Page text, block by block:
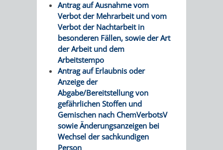
UND
HAUSHALT
Antrag auf Ausnahme vom
Verbot der Mehrarbeit und vom
Verbot der Nachtarbeit in
besonderen Fällen, sowie der Art
der Arbeit und dem
Arbeitstempo
Antrag auf Erlaubnis oder
Anzeige der
Abgabe/Bereitstellung von
gefährlichen Stoffen und
Gemischen nach ChemVerbotsV
sowie Änderungsanzeigen bei
Wechsel der sachkundigen
Person